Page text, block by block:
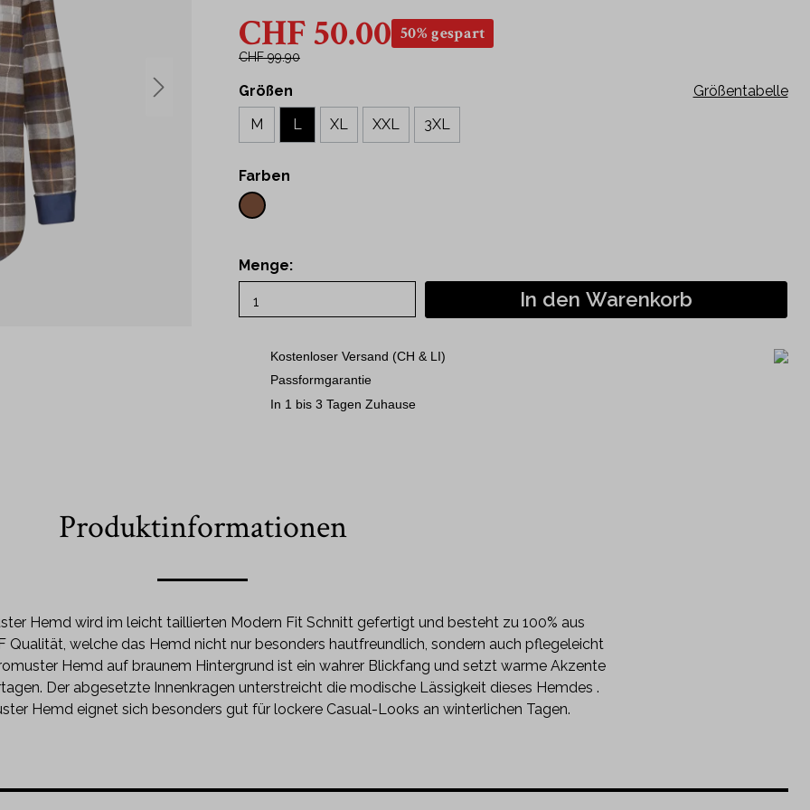
Philipp Fankhauser Kollektion
44
45
46
48
2XL
CHF 50.00 50% gespart
CHF 99.90
Größentabelle
Größen
3XL
L
M XL XXL
Farben
Menge:
In den Warenkorb
Kostenloser Versand (CH & LI)
Passformgarantie
In 1 bis 3 Tagen Zuhause
Produktinformationen
Hemd wird im leicht taillierten Modern Fit Schnitt gefertigt und besteht zu 100% aus
Qualität, welche das Hemd nicht nur besonders hautfreundlich, sondern auch pflegeleicht
Hemd auf braunem Hintergrund ist ein wahrer Blickfang und setzt warme Akzente
Der abgesetzte Innenkragen unterstreicht die modische Lässigkeit dieses Hemdes .
Hemd eignet sich besonders gut für lockere Casual-Looks an winterlichen Tagen.